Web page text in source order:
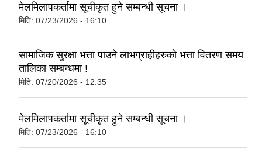
मेलमिलापकर्तामा सूचीकृत हुने सम्बन्धी सूचना ।
मिति: 07/23/2026 - 16:10
सामाजिक सुरक्षा भत्ता पाउने लाभग्राहीहरुको भत्ता वितरण समय
तालिका सम्बन्धमा !
मिति: 07/20/2026 - 12:35
मेलमिलापकर्तामा सूचीकृत हुने सम्बन्धी सूचना ।
मिति: 07/23/2026 - 16:10